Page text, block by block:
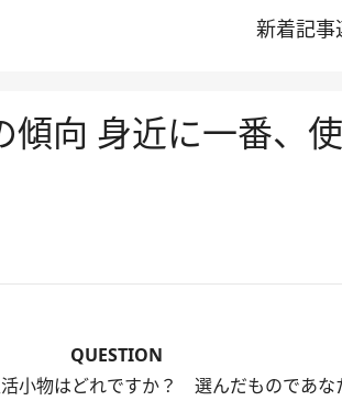
新着記事
傾向 身近に一番、
QUESTION
小物はどれですか？ 選んだものであな